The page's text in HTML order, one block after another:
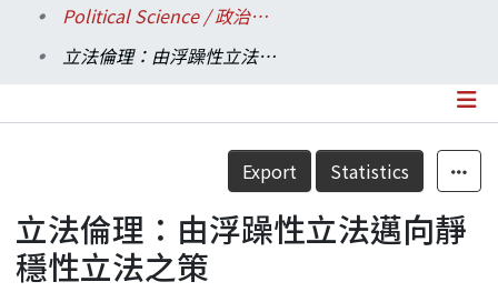
Research Outputs
Statistics
Political Science / 政治學系
立法倫理：由浮躁性立法邁向靜穩性立法之策
Details
Export Statistics
立法倫理：由浮躁性立法邁向靜
穩性立法之策